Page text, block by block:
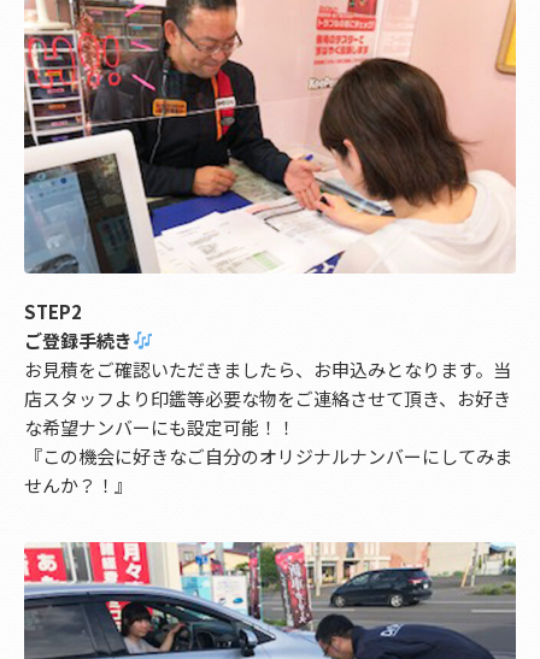
STEP2
ご登録手続き
お見積をご確認いただきましたら、お申込みとなります。当
店スタッフより印鑑等必要な物をご連絡させて頂き、お好き
な希望ナンバーにも設定可能！！
『この機会に好きなご自分のオリジナルナンバーにしてみま
せんか？！』